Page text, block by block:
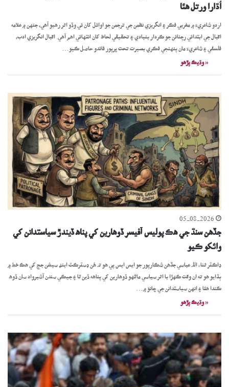
اُڌارا ورتل ھئا
اردو شاعريءَ ۾ مغربي فڪر ۽ انگريزي نظمن جي ترجمن جو اوائل کان ئي وڏو اثر رهيو آهي، جنهن ۾ علامه
اقبال جي ابتدائي رچنائن جو ڪردار بنيادي ۽ تحقيقي لحاظ کان انتهائي اهم آهي. اقبال انگريزي ادب،
فلسفي ۽ شاعريءَ مان پنهنجي فڪري بصيرت تحت ڀرپور فائدو حاصل ڪيو…
« وڌيڪ پڙھو
05-08-2026
جڏھن سنڌ جي ھڪ پوليس آفيسر ڏوھارين کي پناھ ڏيندڙ سياستدانن کي
وائکو ڪيو
ڊاڪٽر ثناء اللہ عباسي جڏھن شڪارپور جو ايس ايس پي ھو تہ ھُن ڊسٽرڪٽ اينڊ سيشن جج کي هڪ خط ۾
ٻڌايو هو ته ان وقت ڪهڙا با اثر سياسي ماڻهو ڏوھارين کي پناهه ڏين ٿا ۽ جيڪي سندن آشيرواد سان ڏوھ
ڪندا هئا ۽ انهن سياستدانن جي ڇانوَ ۾…
« وڌيڪ پڙھو